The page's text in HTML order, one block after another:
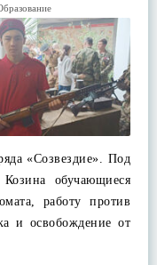
«Созвездие». Под
обучающиеся
работу против
и освобождение от